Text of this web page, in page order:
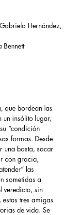
Hernández,
que bordean las
un insólito lugar,
“condición
formas. Desde
una basta, sacar
con gracia,
las
sometidas a
veredicto, sin
tres amigas
de vida. Se